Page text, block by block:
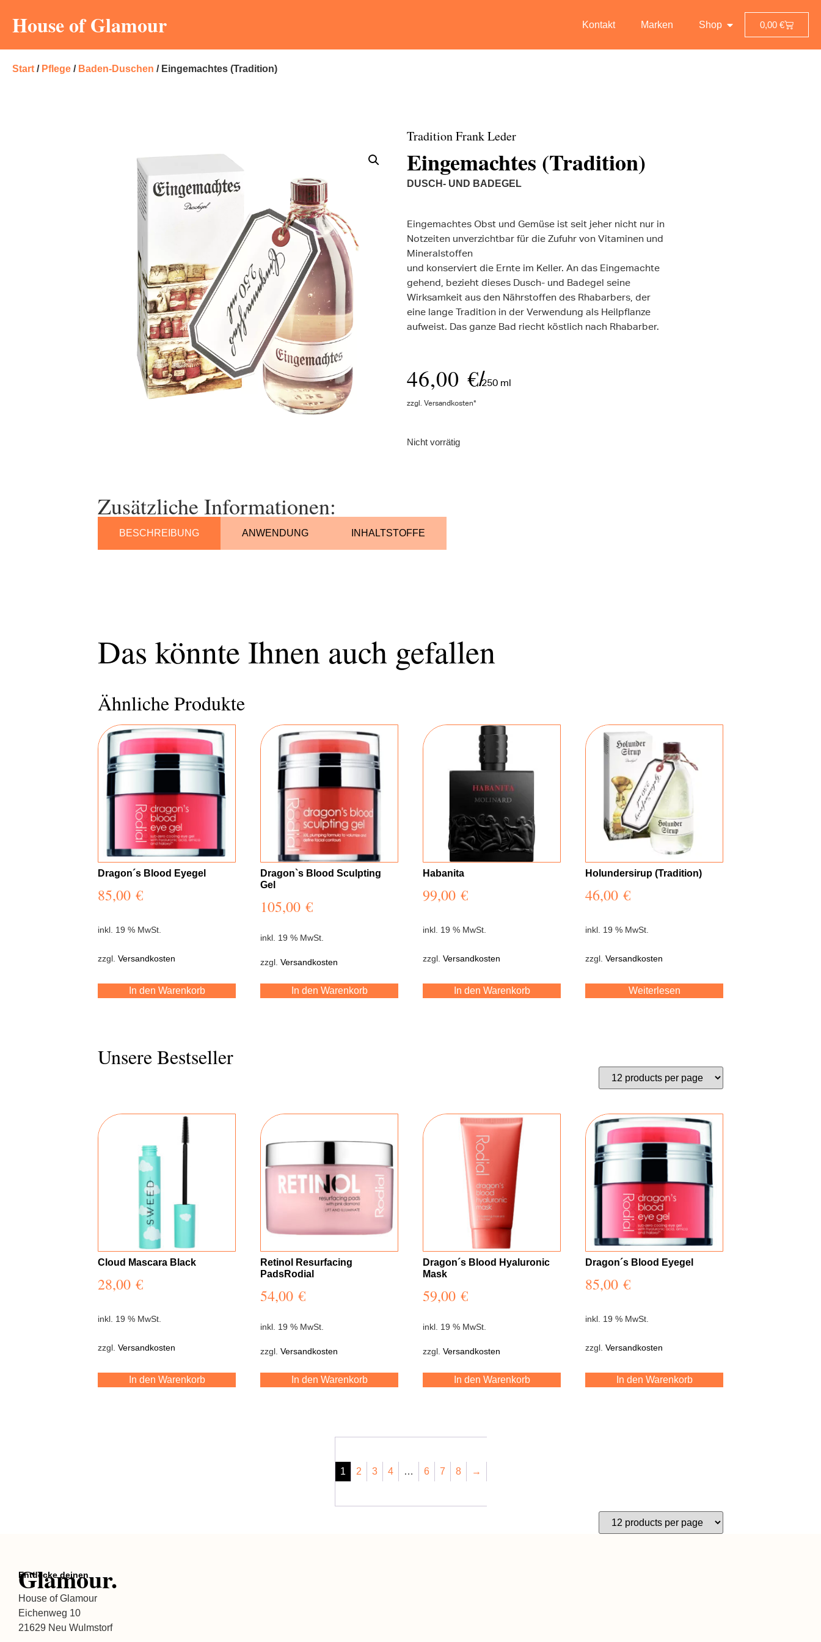
House of Glamour Kontakt Marken Shop 0,00 €
Start / Pflege / Baden-Duschen / Eingemachtes (Tradition)
Tradition Frank Leder
Eingemachtes (Tradition)
DUSCH- UND BADEGEL
Eingemachtes Obst und Gemüse ist seit jeher nicht nur in
Notzeiten unverzichtbar für die Zufuhr von Vitaminen und
Mineralstoffen
und konserviert die Ernte im Keller. An das Eingemachte
gehend, bezieht dieses Dusch- und Badegel seine
Wirksamkeit aus den Nährstoffen des Rhabarbers, der
eine lange Tradition in der Verwendung als Heilpflanze
aufweist. Das ganze Bad riecht köstlich nach Rhabarber.
46,00 €/
250 ml
zzgl. Versandkosten*
Nicht vorrätig
Zusätzliche Informationen:
BESCHREIBUNG ANWENDUNG INHALTSTOFFE
Das könnte Ihnen auch gefallen
Ähnliche Produkte
Dragon´s Blood Eyegel
85,00 €
inkl. 19 % MwSt.
zzgl. Versandkosten
In den Warenkorb
Dragon`s Blood Sculpting
Gel
105,00 €
inkl. 19 % MwSt.
zzgl. Versandkosten
In den Warenkorb
Habanita
99,00 €
inkl. 19 % MwSt.
zzgl. Versandkosten
In den Warenkorb
Holundersirup (Tradition)
46,00 €
inkl. 19 % MwSt.
zzgl. Versandkosten
Weiterlesen
Unsere Bestseller
Cloud Mascara Black
28,00 €
inkl. 19 % MwSt.
zzgl. Versandkosten
In den Warenkorb
Retinol Resurfacing
PadsRodial
54,00 €
inkl. 19 % MwSt.
zzgl. Versandkosten
In den Warenkorb
Dragon´s Blood Hyaluronic
Mask
59,00 €
inkl. 19 % MwSt.
zzgl. Versandkosten
In den Warenkorb
Dragon´s Blood Eyegel
85,00 €
inkl. 19 % MwSt.
zzgl. Versandkosten
In den Warenkorb
1 2 3 4 … 6 7 8 →
Entdecke deinen
Glamour.
House of Glamour
Eichenweg 10
21629 Neu Wulmstorf